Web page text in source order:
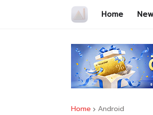
Home
Home Android